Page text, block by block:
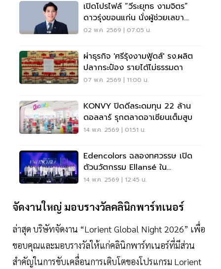
เปิดโปรไฟล์ “วีระยุทธ งามจิตร”
ดาวรุ่งขอนแก่น นั่งผู้ช่วยเลขา
รมว.คมนาคม
02 พ.ค. 2569 | 07:05 น.
ผ่าธุรกิจ 'ศรีรุ้งงามฟู้ดส์' รง.ผลิต
ปลากระป๋อง รายได้ไม่ธรรมดา
07 พ.ค. 2569 | 11:00 น.
KONVY ปิดดีลระดมทุน 22 ล้าน
ดอลลาร์ รุกตลาดอาเซียนเต็มสูบ
14 พ.ค. 2569 | 01:51 น.
Edencolors ฉลองทศวรรษ เปิด
ตัวนวัตกรรม Ellansé ใน
ประเทศไทย
14 พ.ค. 2569 | 12:45 น.
จัดงานใหญ่ มอบรางวัลคลินิกพาร์ทเนอร์
ล่าสุด บริษัทจัดงาน “Lorient Global Night 2026” เพื่อ
ขอบคุณและมอบรางวัลให้แก่คลินิกพาร์ทเนอร์ที่มีส่วน
สำคัญในการขับเคลื่อนการเติบโตของโปรแกรม Lorient